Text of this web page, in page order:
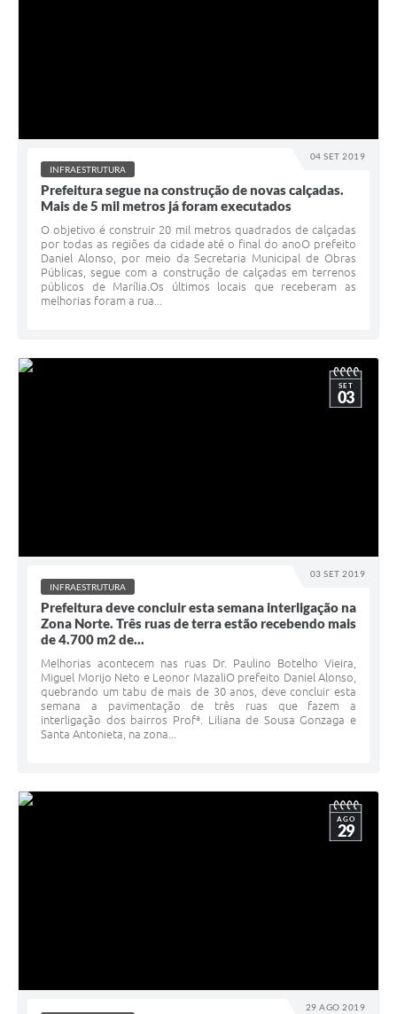
04 SET 2019
INFRAESTRUTURA
Prefeitura segue na construção de novas calçadas.
Mais de 5 mil metros já foram executados
O objetivo é construir 20 mil metros quadrados de calçadas
por todas as regiões da cidade até o final do anoO prefeito
Daniel Alonso, por meio da Secretaria Municipal de Obras
Públicas, segue com a construção de calçadas em terrenos
públicos de Marília.Os últimos locais que receberam as
melhorias foram a rua...
03 SET 2019
SET
03
INFRAESTRUTURA
Prefeitura deve concluir esta semana interligação na
Zona Norte. Três ruas de terra estão recebendo mais
de 4.700 m2 de...
Melhorias acontecem nas ruas Dr. Paulino Botelho Vieira,
Miguel Morijo Neto e Leonor MazaliO prefeito Daniel Alonso,
quebrando um tabu de mais de 30 anos, deve concluir esta
semana a pavimentação de três ruas que fazem a
interligação dos bairros Profª. Liliana de Sousa Gonzaga e
Santa Antonieta, na zona...
29 AGO 2019
AGO
29